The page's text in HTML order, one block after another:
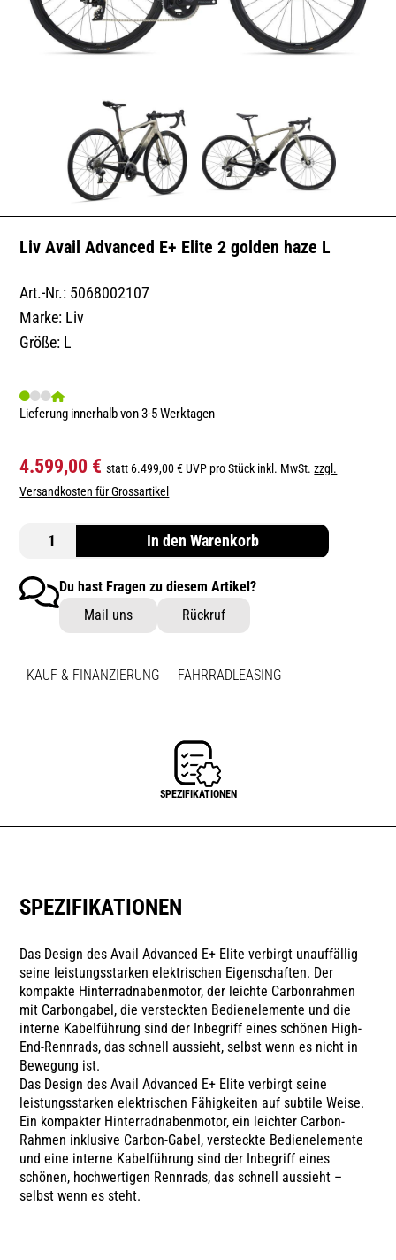
Liv Avail Advanced E+ Elite 2 golden haze L
Art.-Nr.: 5068002107
Marke: Liv
Größe: L
Lieferung innerhalb von 3-5 Werktagen
4.599,00 €statt 6.499,00 € UVP pro Stück inkl. MwSt.zzgl.
Versandkosten für Grossartikel
In den Warenkorb
Du hast Fragen zu diesem Artikel?
Mail uns
Rückruf
KAUF & FINANZIERUNG FAHRRADLEASING
SPEZIFIKATIONEN
SPEZIFIKATIONEN
Das Design des Avail Advanced E+ Elite verbirgt unauffällig
seine leistungsstarken elektrischen Eigenschaften. Der
kompakte Hinterradnabenmotor, der leichte Carbonrahmen
mit Carbongabel, die versteckten Bedienelemente und die
interne Kabelführung sind der Inbegriff eines schönen High-
End-Rennrads, das schnell aussieht, selbst wenn es nicht in
Bewegung ist.
Das Design des Avail Advanced E+ Elite verbirgt seine
leistungsstarken elektrischen Fähigkeiten auf subtile Weise.
Ein kompakter Hinterradnabenmotor, ein leichter Carbon-
Rahmen inklusive Carbon-Gabel, versteckte Bedienelemente
und eine interne Kabelführung sind der Inbegriff eines
schönen, hochwertigen Rennrads, das schnell aussieht –
selbst wenn es steht.